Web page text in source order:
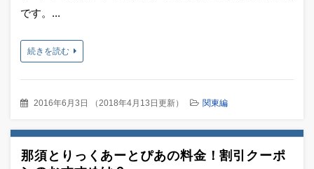
です。...
続きを読む
2016年6月3日 （2018年4月13日更新） 関東編
那須とりっくあーとぴあの料金！割引クーポ